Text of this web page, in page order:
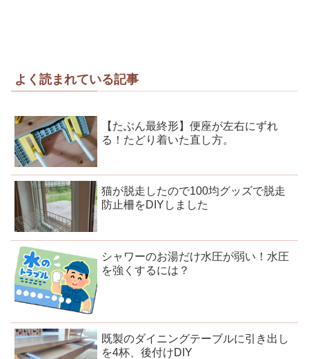
よく読まれている記事
【たぶん最終形】便座が左右にずれ
る！たどり着いた直し方。
猫が脱走したので100均グッズで脱走
防止柵をDIYしました
シャワーのお湯だけ水圧が弱い！水圧
を強くするには？
既製のダイニングテーブルに引き出し
を4杯、後付けDIY